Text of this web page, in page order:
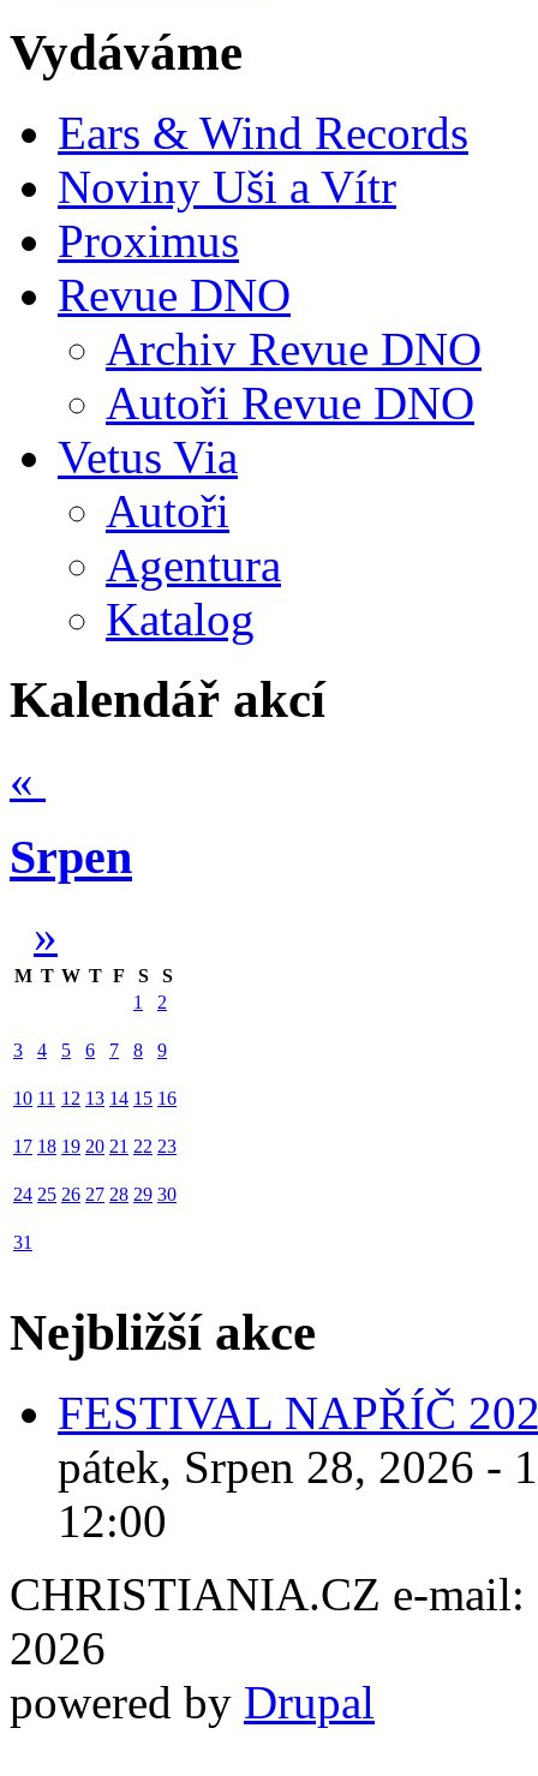
Vydáváme
Ears & Wind Records
Noviny Uši a Vítr
Proximus
Revue DNO
Archiv Revue DNO
Autoři Revue DNO
Vetus Via
Autoři
Agentura
Katalog
Kalendář akcí
«
Srpen
»
M T W T F S
S
1
2
3 4 5 6 7 8 9
10 11 12 13 14 15 16
17 18 19 20 21 22 23
24 25 26 27 28 29 30
31
Nejbližší akce
FESTIVAL NAPŘÍČ
pátek, Srpen 28, 2026 -
12:00
CHRISTIANIA.CZ e-mail:
2026
powered by Drupal